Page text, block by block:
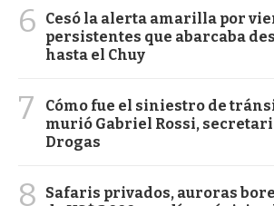
6
Cesó la alerta amarilla por
persistentes que abarcaba
hasta el Chuy
7
Cómo fue el siniestro de
murió Gabriel Rossi,
Drogas
8
Safaris privados, auroras